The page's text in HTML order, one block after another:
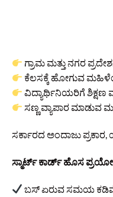
ಗ್ರಾಮ ಮತ್ತು ನಗರ
ಕೆಲಸಕ್ಕೆ ಹೋಗುವ
ವಿದ್ಯಾರ್ಥಿನಿಯರಿಗೆ
ಸಣ್ಣ ವ್ಯಾಪಾರ ಮಾಡುವ
ಸರ್ಕಾರದ ಅಂದಾಜು
ಸ್ಮಾರ್ಟ್ ಕಾರ್ಡ್ ಹೊಸ
ಬಸ್ ಏರುವ ಸಮಯ ಕಡಿಮೆ